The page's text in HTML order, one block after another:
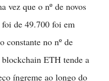
vez que o nº de novos
de 49.700 foi em
constante no nº de
blockchain ETH tende a
íngreme ao longo do